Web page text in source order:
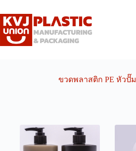
to
content
ขวดพลาสติก PE หัวปั๊ม